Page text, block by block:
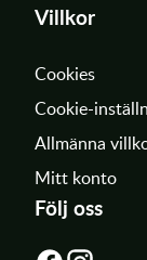
Villkor
Cookies
Cookie-
Allmänna
Mitt konto
Följ oss